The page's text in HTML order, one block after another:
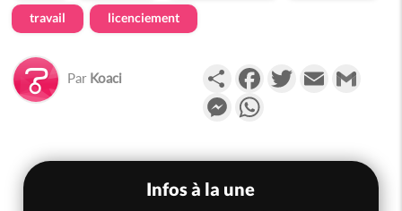
travail licenciement
Par Koaci PartagerFacebookTwitterEmail
Messenger
Infos à la une